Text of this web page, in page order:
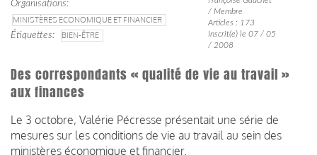
Organisations
MINISTÈRES ECONOMIQUE ET FINANCIER
Étiquettes
BIEN-ÊTRE
/ Membre
Articles : 173
Inscrit(e) le 07 / 05
/ 2008
Des correspondants « qualité de vie au travail »
aux finances
Le 3 octobre, Valérie Pécresse présentait une série de
mesures sur les conditions de vie au travail au sein des
ministères économique et financier.